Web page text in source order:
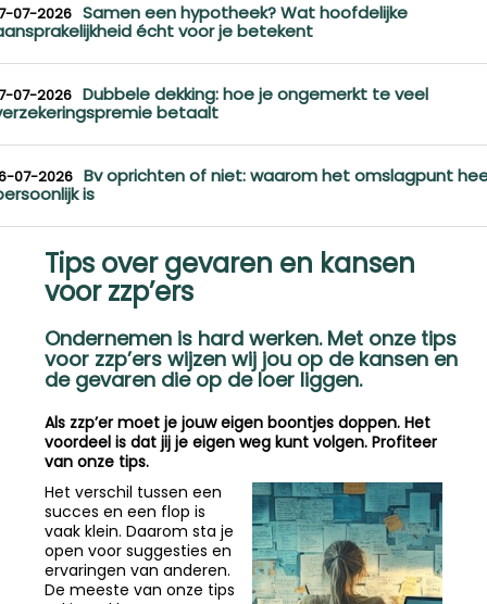
07-2026 Samen een hypotheek? Wat hoofdelijke
écht voor je betekent
07-2026 Dubbele dekking: hoe je ongemerkt te veel
betaalt
07-2026 Bv oprichten of niet: waarom het omslagpunt
is
Tips over gevaren en kansen
voor zzp’ers
Ondernemen is hard werken. Met onze tips
voor zzp’ers wijzen wij jou op de kansen en
de gevaren die op de loer liggen.
Als zzp’er moet je jouw eigen boontjes doppen. Het
voordeel is dat jij je eigen weg kunt volgen. Profiteer
van onze tips.
Het verschil tussen een
succes en een flop is
vaak klein. Daarom sta je
open voor suggesties en
ervaringen van anderen.
De meeste van onze tips